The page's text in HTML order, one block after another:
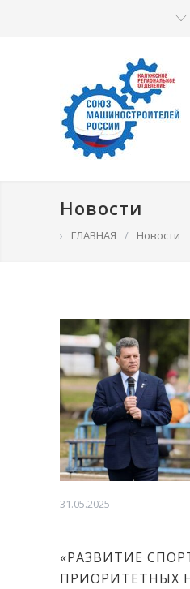
Новости
› ГЛАВНАЯ / Новости
31.05.2025
«РАЗВИТИЕ
ПРИОРИТЕТНЫХ